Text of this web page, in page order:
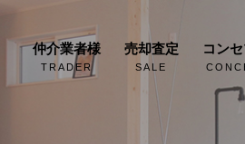
仲介業者様
TRADER
売却査定
SALE
コン